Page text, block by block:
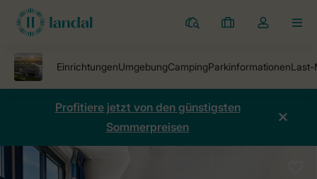
Ferienparks
Meine
Dropdown-
öffnen
Profitiere jetzt von den günstigsten
Sommerpreisen